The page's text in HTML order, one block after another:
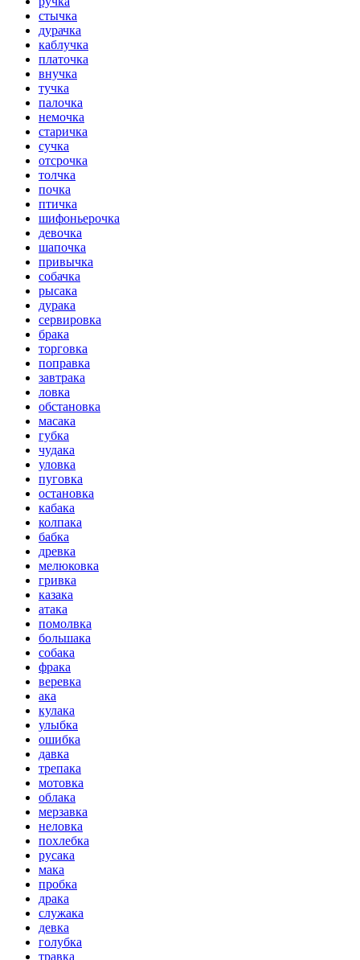
стычка
дурачка
каблучка
платочка
внучка
тучка
палочка
немочка
старичка
сучка
отсрочка
толчка
почка
птичка
шифоньерочка
девочка
шапочка
привычка
собачка
рысака
дурака
сервировка
брака
торговка
поправка
завтрака
ловка
обстановка
масака
губка
чудака
уловка
пуговка
остановка
кабака
колпака
бабка
древка
мелюковка
гривка
казака
атака
помолвка
большака
собака
фрака
веревка
ака
кулака
улыбка
ошибка
давка
трепака
мотовка
облака
мерзавка
неловка
похлебка
русака
мака
пробка
драка
служака
девка
голубка
травка